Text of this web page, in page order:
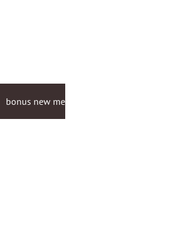
bonus new member